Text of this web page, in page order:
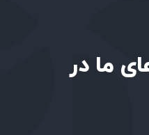
ما در